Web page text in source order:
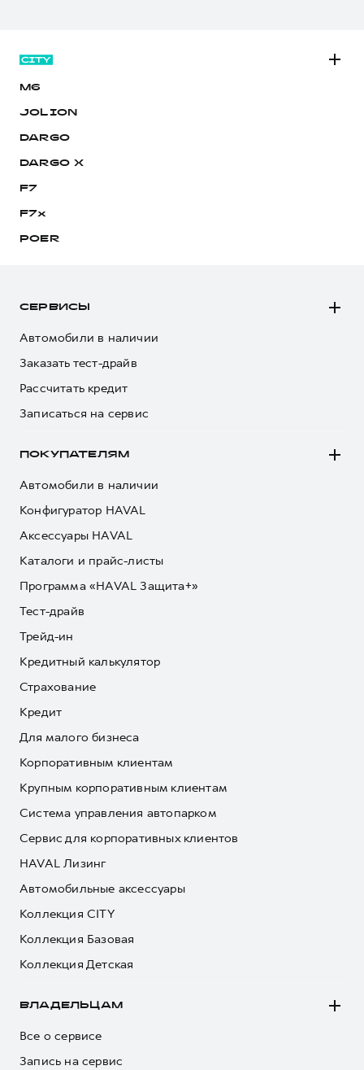
M6
JOLION
DARGO
DARGO Х
F7
F7x
POER
СЕРВИСЫ
Автомобили в наличии
Заказать тест-драйв
Рассчитать кредит
Записаться на сервис
ПОКУПАТЕЛЯМ
Автомобили в наличии
Конфигуратор HAVAL
Аксессуары HAVAL
Каталоги и прайс-листы
Программа «HAVAL Защита+»
Тест-драйв
Трейд-ин
Кредитный калькулятор
Страхование
Кредит
Для малого бизнеса
Корпоративным клиентам
Крупным корпоративным клиентам
Система управления автопарком
Сервис для корпоративных клиентов
HAVAL Лизинг
Автомобильные аксессуары
Коллекция CITY
Коллекция Базовая
Коллекция Детская
ВЛАДЕЛЬЦАМ
Все о сервисе
Запись на сервис